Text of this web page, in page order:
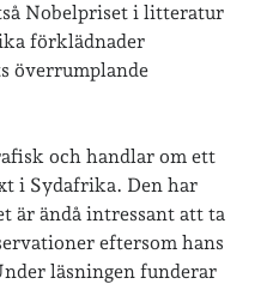
Ava och Sander, fru till Jonas
tycker om läsande, skrivande,
Nobelpriset i litteratur
förklädnader
överrumplande
och handlar om ett
i Sydafrika. Den har
är ändå intressant att ta
eftersom hans
läsningen funderar